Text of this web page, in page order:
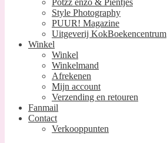
Potzz enzo & Pientjes
Style Photography
PUUR! Magazine
Uitgeverij KokBoekencentrum
Winkel
Winkel
Winkelmand
Afrekenen
Mijn account
Verzending en retouren
Fanmail
Contact
Verkooppunten